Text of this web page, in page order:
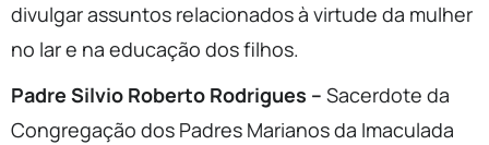
divulgar assuntos relacionados à virtude da mulher
no lar e na educação dos filhos.
Padre Silvio Roberto Rodrigues – Sacerdote da
Congregação dos Padres Marianos da Imaculada